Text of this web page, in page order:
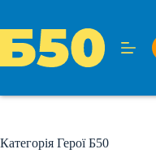
вмісту
Категорія Герої Б50